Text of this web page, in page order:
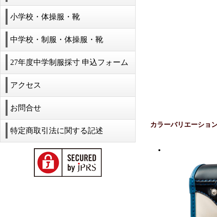
カラーバリエーショ
小学校・体操服・靴
中学校・制服・体操服・靴
27年度中学制服採寸 申込フォーム
アクセス
お問合せ
特定商取引法に関する記述